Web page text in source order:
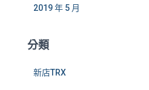
2019 年 5 月
分類
新店TRX